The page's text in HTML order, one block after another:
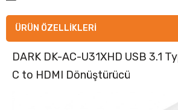
ÜRÜN ÖZELLIKLERI
DARK DK-AC-U31XHD USB 3.1
C to HDMI Dönüştürücü